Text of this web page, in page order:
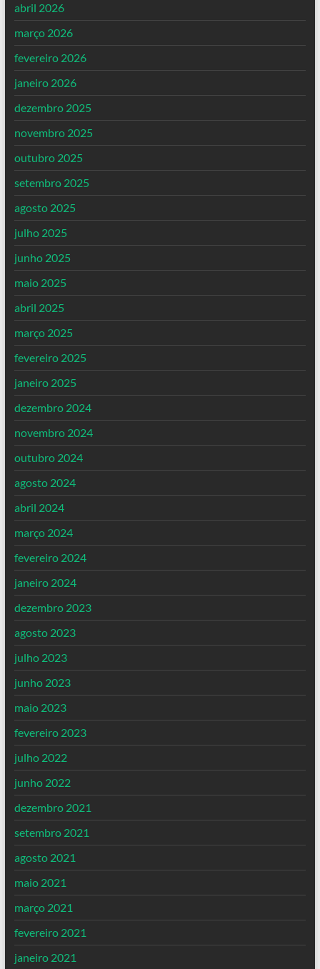
abril 2026
março 2026
fevereiro 2026
janeiro 2026
dezembro 2025
novembro 2025
outubro 2025
setembro 2025
agosto 2025
julho 2025
junho 2025
maio 2025
abril 2025
março 2025
fevereiro 2025
janeiro 2025
dezembro 2024
novembro 2024
outubro 2024
agosto 2024
abril 2024
março 2024
fevereiro 2024
janeiro 2024
dezembro 2023
agosto 2023
julho 2023
junho 2023
maio 2023
fevereiro 2023
julho 2022
junho 2022
dezembro 2021
setembro 2021
agosto 2021
maio 2021
março 2021
fevereiro 2021
janeiro 2021